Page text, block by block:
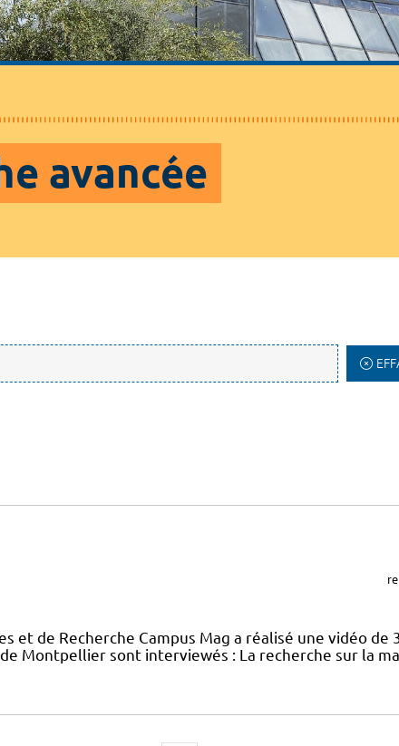
avancée
et de Recherche Campus Mag a réalisé une vidéo de
Montpellier sont interviewés : La recherche sur la